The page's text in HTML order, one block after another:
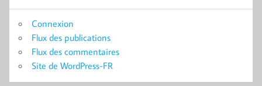
Connexion
Flux des publications
Flux des commentaires
Site de WordPress-FR